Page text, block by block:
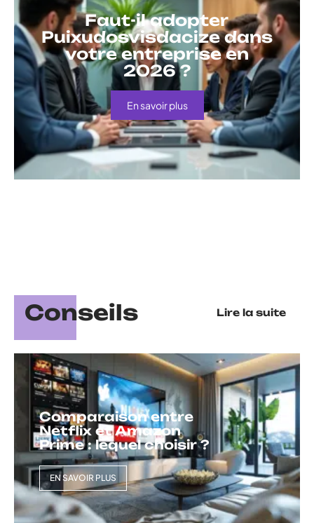
Faut-il adopter
Puixudosvisdacize dans
votre entreprise en
2026 ?
En savoir plus
Conseils Lire la suite
Comparaison entre
Netflix et Amazon
Prime : lequel choisir ?
EN SAVOIR PLUS